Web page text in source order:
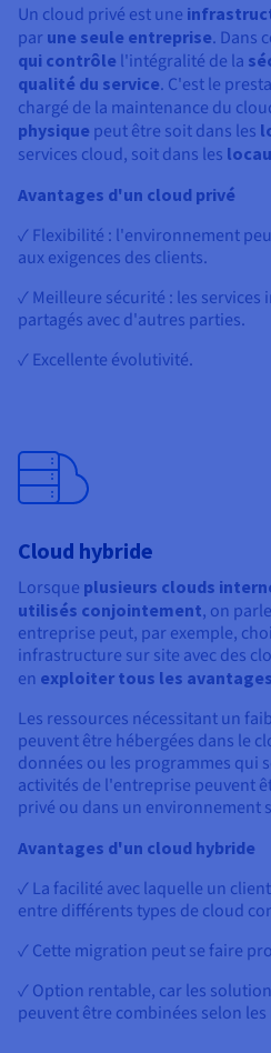
Un cloud privé est une
par une seule entreprise. Dans
qui contrôle l'intégralité de la
qualité du service. C'est le
chargé de la maintenance du
physique peut être soit dans les
services cloud, soit dans les
Avantages d'un cloud privé
✓ Flexibilité : l'environnement
aux exigences des clients.
✓ Meilleure sécurité : les
partagés avec d'autres parties.
✓ Excellente évolutivité.
Cloud hybride
Lorsque plusieurs clouds
utilisés conjointement, on
entreprise peut, par exemple,
infrastructure sur site avec des
en exploiter tous les avantages
Les ressources nécessitant un
peuvent être hébergées dans le
données ou les programmes qui
activités de l'entreprise peuvent
privé ou dans un environnement
Avantages d'un cloud hybride
✓ La facilité avec laquelle un
entre différents types de cloud
✓ Cette migration peut se faire
✓ Option rentable, car les
peuvent être combinées selon